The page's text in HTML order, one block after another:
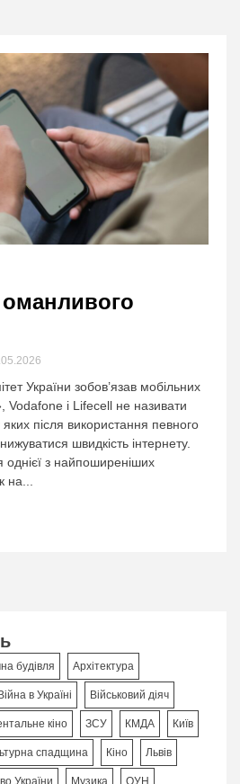
України зобов’язав мобільних
Vodafone і Lifecell не називати
після використання певного
швидкість інтернету.
однієї з найпоширеніших
на...
будівля Архітектура
Війна в Україні Військовий діяч
кіно ЗСУ КМДА Київ
спадщина Кіно Львів
України Музика ОУН